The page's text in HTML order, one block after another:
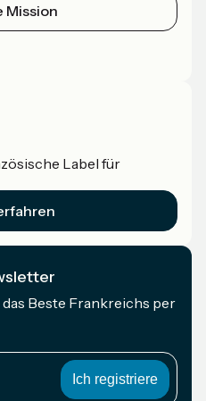
Mission
Label für
das Beste Frankreichs per